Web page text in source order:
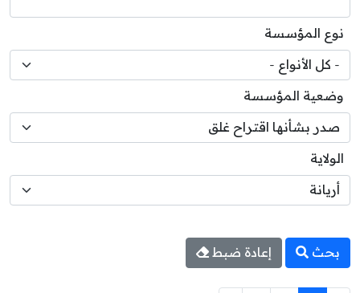
نوع المؤسسة
وضعية المؤسسة
الولاية
بحث إعادة ضبط